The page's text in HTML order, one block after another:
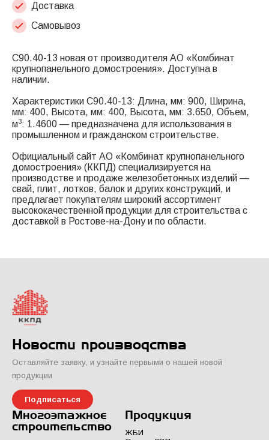
Доставка
Самовывоз
С90.40-13 новая от производителя АО «Комбинат
крупнопанельного домостроения». Доступна в
наличии.
Характеристики С90.40-13: Длина, мм: 900, Ширина,
мм: 400, Высота, мм: 400, Высота, мм: 3.650, Объем,
м3: 1.4600 — предназначена для использования в
промышленном и гражданском строительстве.
Официальный сайт АО «Комбинат крупнопанельного
домостроения» (ККПД) специализируется на
производстве и продаже железобетонных изделий —
свай, плит, лотков, балок и других конструкций, и
предлагает покупателям широкий ассортимент
высококачественной продукции для строительства с
доставкой в Ростове-на-Дону и по области.
Новости производства
Оставляйте заявку, и узнайте первыми о нашей новой
продукции
Подписаться
Многоэтажное
строительство
Продукция
ЖБИ